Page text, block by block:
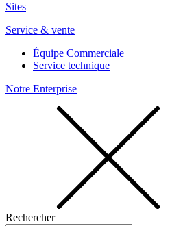
Sites
Service & vente
Équipe Commerciale
Service technique
Notre Enterprise
Rechercher